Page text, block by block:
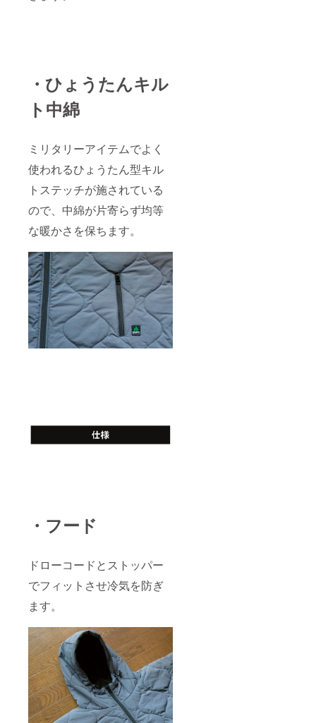
・ひょうたんキル
ト中綿
ミリタリーアイテムでよく
使われるひょうたん型キル
トステッチが施されている
ので、中綿が片寄らず均等
な暖かさを保ちます。
・フード
ドローコードとストッパー
でフィットさせ冷気を防ぎ
ます。